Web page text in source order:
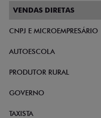
VENDAS DIRETAS
CNPJ E MICROEMPRESÁRIO
AUTOESCOLA
PRODUTOR RURAL
GOVERNO
TAXISTA